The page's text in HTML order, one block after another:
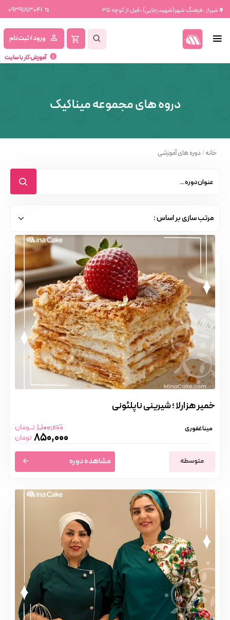
شیراز ، فرهنگ شهر(شهیدرجایی) ، قبل از کوچه 35 09391813041
ورود / ثبت نام
آموزش کار با سایت
دروه های مجموعه میناکیک
خانه/دوره های آموزشی
خمیر هزارلا ؛ شیرینی ناپلئونی
مینا غفوری
850,000 تومان
1,100,000 تــومان
متوسطه مشاهده دوره